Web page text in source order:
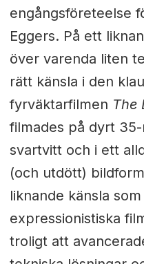
engångsföreteelse
Eggers. På ett
över varenda liten
rätt känsla i den
fyrväktarfilmen The
filmades på dyrt
svartvitt och i ett
(och utdött)
liknande känsla
expressionistiska
troligt att